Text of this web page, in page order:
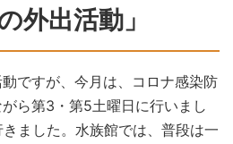
外出活動」
ですが、今月は、コロナ感染防
ら第3・第5土曜日に行いまし
ました。水族館では、普段は一